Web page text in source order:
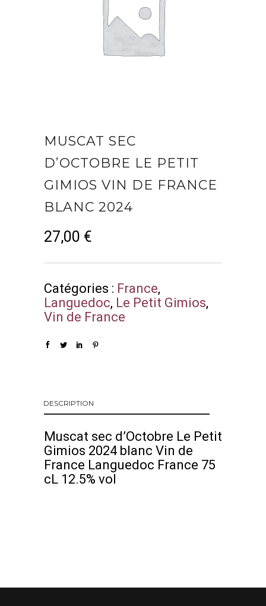
MUSCAT SEC
D’OCTOBRE LE PETIT
GIMIOS VIN DE FRANCE
BLANC 2024
27,00 €
Catégories : France,
Languedoc, Le Petit Gimios,
Vin de France
DESCRIPTION
Muscat sec d’Octobre Le Petit
Gimios 2024 blanc Vin de
France Languedoc France 75
cL 12.5% vol